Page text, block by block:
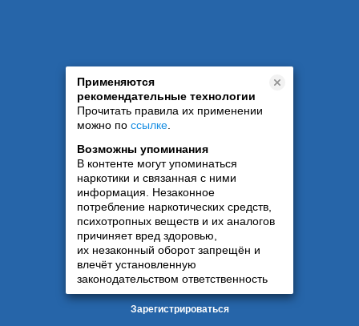
Применяются
рекомендательные технологии
Прочитать правила их применении
можно по ссылке
Возможны упоминания
В контенте могут упоминаться
наркотики и связанная с ними
информация. Незаконное
потребление наркотических средств,
психотропных веществ и их аналогов
причиняет вред здоровью,
их незаконный оборот запрещён и
влечёт установленную
законодательством ответственность
Зарегистрироваться